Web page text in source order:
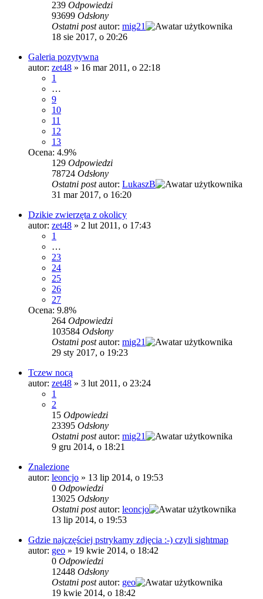
239 Odpowiedzi
93699 Odsłony
Ostatni postautor: mig21
18 sie 2017, o 20:26
Galeria pozytywna
autor: zet48 » 16 mar 2011, o 22:18
1
…
9
10
11
12
13
Ocena: 4.9%
129 Odpowiedzi
78724 Odsłony
Ostatni postautor: LukaszB
31 mar 2017, o 16:20
Dzikie zwierzęta z okolicy
autor: zet48 » 2 lut 2011, o 17:43
1
…
23
24
25
26
27
Ocena: 9.8%
264 Odpowiedzi
103584 Odsłony
Ostatni postautor: mig21
29 sty 2017, o 19:23
Tczew nocą
autor: zet48 » 3 lut 2011, o 23:24
1
2
15 Odpowiedzi
23395 Odsłony
Ostatni postautor: mig21
9 gru 2014, o 18:21
Znalezione
autor: leoncjo » 13 lip 2014, o 19:53
0 Odpowiedzi
13025 Odsłony
Ostatni postautor: leoncjo
13 lip 2014, o 19:53
Gdzie najczęściej pstrykamy zdjęcia :-) czyli sightmap
autor: geo » 19 kwie 2014, o 18:42
0 Odpowiedzi
12448 Odsłony
Ostatni postautor: geo
19 kwie 2014, o 18:42